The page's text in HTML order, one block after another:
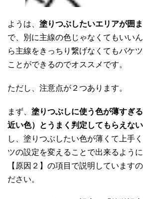
ようは、 塗りつぶしたいエリアが囲
で、別に主線の色じゃなくてもいい
ら主線をきっちり繋げなくてもバケ
ことができるのでオススメです。
ただし、注意点が２つあります。
まず、 塗りつぶしに使う色が薄すぎ
近い色）とうまく判定してもらえな
し、塗りつぶしたい色が薄くて上手
ツの設定を変えることで出来るよう
【原因２】の項目で説明しています
ださい。